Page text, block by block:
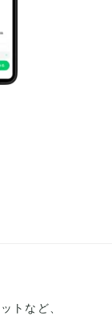
トなど、